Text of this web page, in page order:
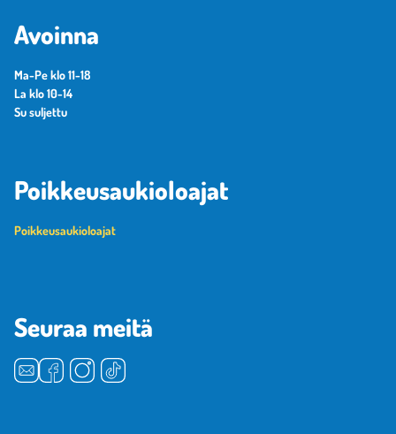
Avoinna
Ma-Pe klo 11-18
La klo 10-14
Su suljettu
Poikkeusaukioloajat
Poikkeusaukioloajat
Seuraa meitä